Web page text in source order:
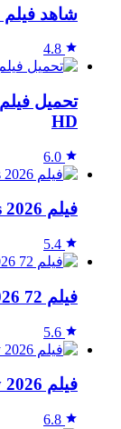
شاهد فيلم Her Private Hell 2026 مترجم HD
4.8
HD
6.0
فيلم The Truthers 2026 مترجم اون لاين
5.4
فيلم 72 Hours 2026 مترجم مباشرة HD
5.6
فيلم A Toxic Love Story 2026 مترجم HD
6.8